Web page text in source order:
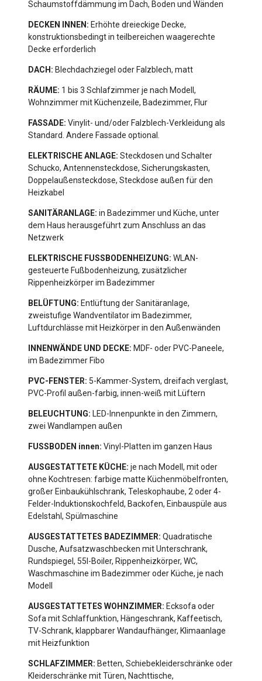
Schaumstoffdämmung im Dach, Boden und Wänden
DECKEN INNEN: Erhöhte dreieckige Decke,
konstruktionsbedingt in teilbereichen waagerechte
Decke erforderlich
DACH: Blechdachziegel oder Falzblech, matt
RÄUME: 1 bis 3 Schlafzimmer je nach Modell,
Wohnzimmer mit Küchenzeile, Badezimmer, Flur
FASSADE: Vinylit- und/oder Falzblech-Verkleidung als
Standard. Andere Fassade optional.
ELEKTRISCHE ANLAGE: Steckdosen und Schalter
Schucko, Antennensteckdose, Sicherungskasten,
Doppelaußensteckdose, Steckdose außen für den
Heizkabel
SANITÄRANLAGE: in Badezimmer und Küche, unter
dem Haus herausgeführt zum Anschluss an das
Netzwerk
ELEKTRISCHE FUSSBODENHEIZUNG: WLAN-
gesteuerte Fußbodenheizung, zusätzlicher
Rippenheizkörper im Badezimmer
BELÜFTUNG: Entlüftung der Sanitäranlage,
zweistufige Wandventilator im Badezimmer,
Luftdurchlässe mit Heizkörper in den Außenwänden
INNENWÄNDE UND DECKE: MDF- oder PVC-Paneele,
im Badezimmer Fibo
PVC-FENSTER: 5-Kammer-System, dreifach verglast,
PVC-Profil außen-farbig, innen-weiß mit Lüftern
BELEUCHTUNG: LED-Innenpunkte in den Zimmern,
zwei Wandlampen außen
FUSSBODEN innen: Vinyl-Platten im ganzen Haus
AUSGESTATTETE KÜCHE: je nach Modell, mit oder
ohne Kochtresen: farbige matte Küchenmöbelfronten,
großer Einbaukühlschrank, Teleskophaube, 2 oder 4-
Felder-Induktionskochfeld, Backofen, Einbauspüle aus
Edelstahl, Spülmaschine
AUSGESTATTETES BADEZIMMER: Quadratische
Dusche, Aufsatzwaschbecken mit Unterschrank,
Rundspiegel, 55l-Boiler, Rippenheizkörper, WC,
Waschmaschine im Badezimmer oder Küche, je nach
Modell
AUSGESTATTETES WOHNZIMMER: Ecksofa oder
Sofa mit Schlaffunktion, Hängeschrank, Kaffeetisch,
TV-Schrank, klappbarer Wandaufhänger, Klimaanlage
mit Heizfunktion
SCHLAFZIMMER: Betten, Schiebekleiderschränke oder
Kleiderschränke mit Türen, Nachttische,